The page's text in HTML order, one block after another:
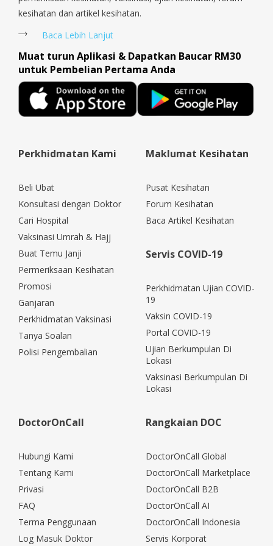
kesihatan dan artikel kesihatan.
Baca Lebih Lanjut
Muat turun Aplikasi & Dapatkan Baucar RM30
untuk Pembelian Pertama Anda
Perkhidmatan Kami
Beli Ubat
Konsultasi dengan Doktor
Cari Hospital
Vaksinasi Umrah & Hajj
Buat Temu Janji
Permeriksaan Kesihatan
Promosi
Ganjaran
Perkhidmatan Vaksinasi
Tanya Soalan
Polisi Pengembalian
Maklumat Kesihatan
Pusat Kesihatan
Forum Kesihatan
Baca Artikel Kesihatan
Servis COVID-19
Perkhidmatan Ujian COVID-
19
Vaksin COVID-19
Portal COVID-19
Ujian Berkumpulan Di
Lokasi
Vaksinasi Berkumpulan Di
Lokasi
DoctorOnCall
Hubungi Kami
Tentang Kami
Privasi
FAQ
Terma Penggunaan
Log Masuk Doktor
Rangkaian DOC
DoctorOnCall Global
DoctorOnCall Marketplace
DoctorOnCall B2B
DoctorOnCall AI
DoctorOnCall Indonesia
Servis Korporat